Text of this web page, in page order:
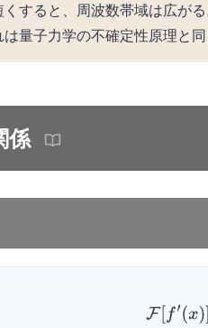
すると、周波数帯域は広が
量子力学の不確定性原理と同
係
F[f′(x)]